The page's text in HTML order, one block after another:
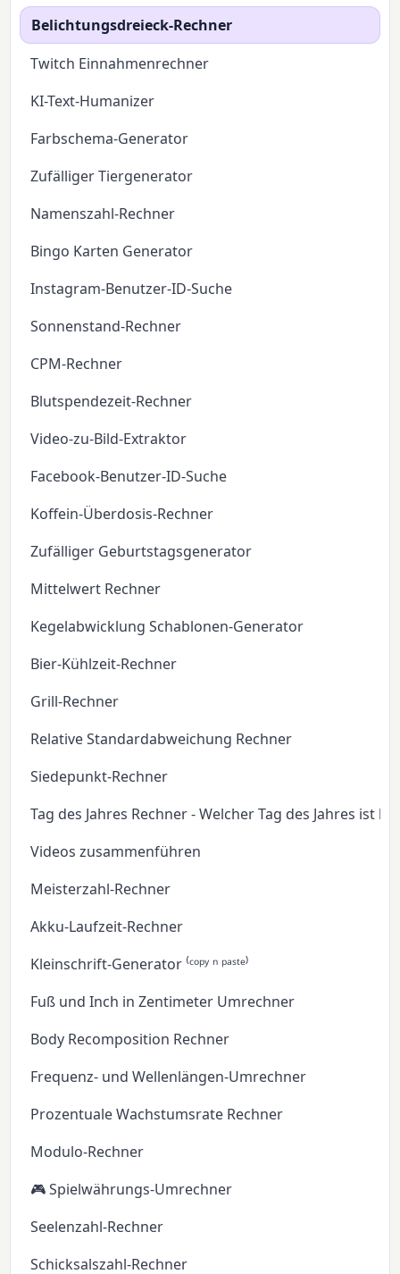
Belichtungsdreieck-Rechner
Twitch Einnahmenrechner
KI-Text-Humanizer
Farbschema-Generator
Zufälliger Tiergenerator
Namenszahl-Rechner
Bingo Karten Generator
Instagram-Benutzer-ID-Suche
Sonnenstand-Rechner
CPM-Rechner
Blutspendezeit-Rechner
Video-zu-Bild-Extraktor
Facebook-Benutzer-ID-Suche
Koffein-Überdosis-Rechner
Zufälliger Geburtstagsgenerator
Mittelwert Rechner
Kegelabwicklung Schablonen-Generator
Bier-Kühlzeit-Rechner
Grill-Rechner
Relative Standardabweichung Rechner
Siedepunkt-Rechner
Tag des Jahres Rechner - Welcher Tag des Jahres ist
Videos zusammenführen
Meisterzahl-Rechner
Akku-Laufzeit-Rechner
Kleinschrift-Generator ⁽ᶜᵒᵖʸ ⁿ ᵖᵃˢᵗᵉ⁾
Fuß und Inch in Zentimeter Umrechner
Body Recomposition Rechner
Frequenz- und Wellenlängen-Umrechner
Prozentuale Wachstumsrate Rechner
Modulo-Rechner
🎮 Spielwährungs-Umrechner
Seelenzahl-Rechner
Schicksalszahl-Rechner